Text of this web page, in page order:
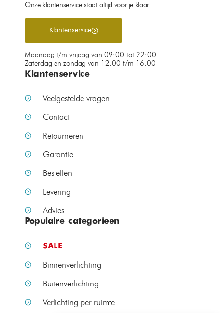
Onze klantenservice staat altijd voor je klaar.
Klantenservice
Maandag t/m vrijdag van 09:00 tot 22:00
Zaterdag en zondag van 12:00 t/m 16:00
Klantenservice
Veelgestelde vragen
Contact
Retourneren
Garantie
Bestellen
Levering
Advies
Populaire categorieen
SALE
Binnenverlichting
Buitenverlichting
Verlichting per ruimte